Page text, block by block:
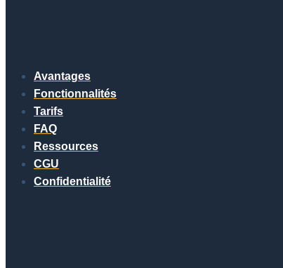
Avantages
Fonctionnalités
Tarifs
FAQ
Ressources
CGU
Confidentialité